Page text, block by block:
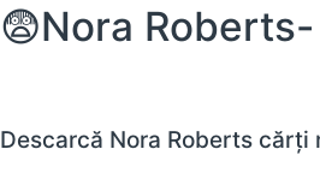
Descarcă Nora Roberts